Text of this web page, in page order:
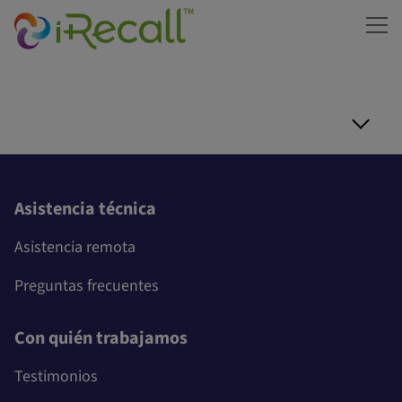
Asistencia técnica
Asistencia remota
Preguntas frecuentes
Con quién trabajamos
Testimonios